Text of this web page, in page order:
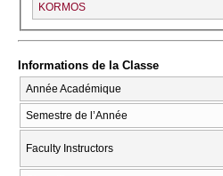
KORMOS
Informations de la Classe
Année Académique
Semestre de l’Année
Faculty Instructors